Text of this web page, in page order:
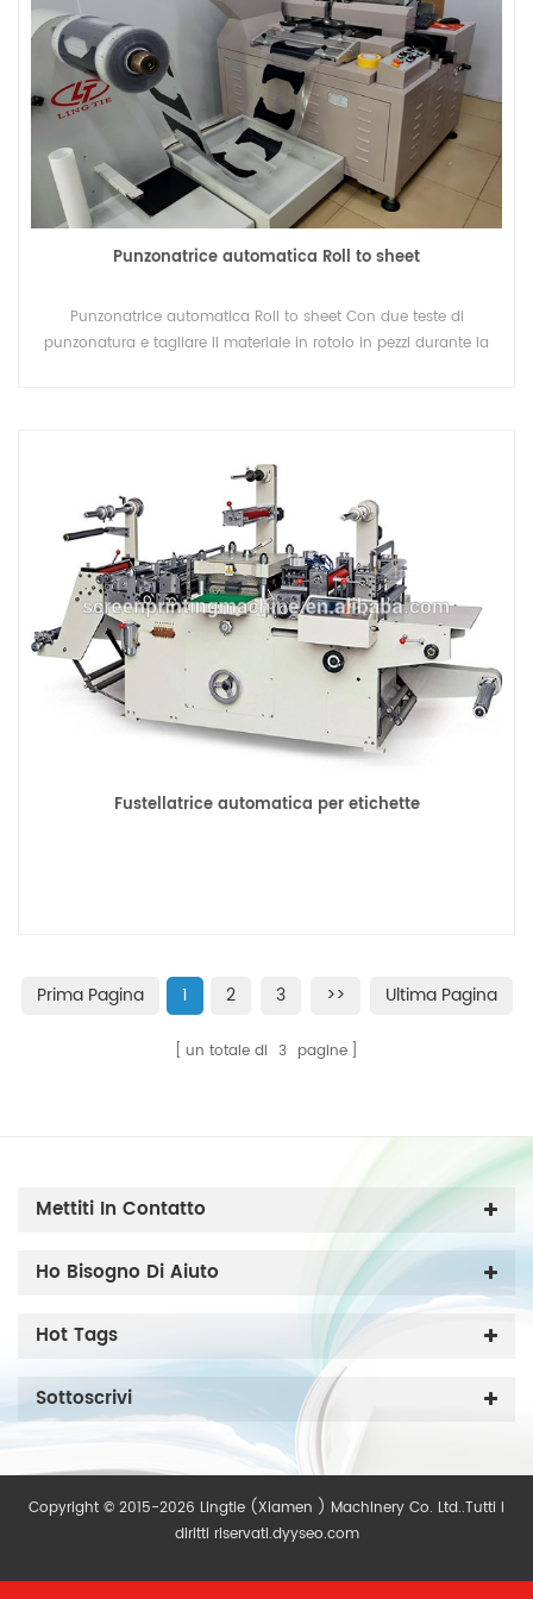
alluminio estruso & per una pressione uniforme 9.Movimento
del letto per la registrazione x, y, & Rotativo ±10 mm 10. Asta di
emergenza/arresto per la sicurezza dell'operatore 11. Ruote
piroettanti per una facile mobilità 12. Operazione di stampa
tramite interruttore a pedale o ciclo automatico, con tempo di
sosta 0-10 sec. Modello Area di stampa (mm) ZLA-6090A
600*900 ZLA-70100A 700*1000 ZLA-4060B 400*600 ZLA-
450PA 300*450 ZLA-45FA 300*450
Punzonatrice automatica Roll to sheet
Punzonatrice automatica Roll to sheet Con due teste di
punzonatura e tagliare il materiale in rotolo in pezzi durante la
Fustellatrice automatica per etichette
Prima Pagina 1 2 3 >> Ultima Pagina
un totale di 3 pagine
Mettiti In Contatto
Ho Bisogno Di Aiuto
Hot Tags
Sottoscrivi
Copyright © 2015-2026 Lingtie (Xiamen ) Machinery Co. Ltd..Tutti i
diritti riservati.dyyseo.com